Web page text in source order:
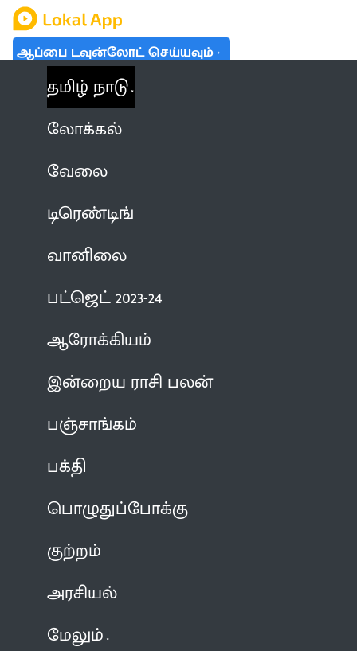
ஆப்பை டவுன்லோட் செய்யவும்
தமிழ் நாடு
லோக்கல்
வேலை
டிரெண்டிங்
வானிலை
பட்ஜெட் 2023-24
ஆரோக்கியம்
இன்றைய ராசி பலன்
பஞ்சாங்கம்
பக்தி
பொழுதுப்போக்கு
குற்றம்
அரசியல்
மேலும்